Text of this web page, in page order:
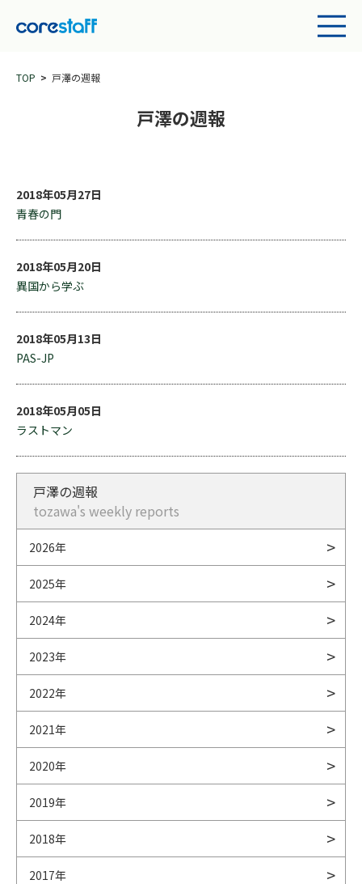
TOP 戸澤の週報
戸澤の週報
2018年05月27日
青春の門
2018年05月20日
異国から学ぶ
2018年05月13日
PAS-JP
2018年05月05日
ラストマン
戸澤の週報
tozawa's weekly reports
2026年
2025年
2024年
2023年
2022年
2021年
2020年
2019年
2018年
2017年